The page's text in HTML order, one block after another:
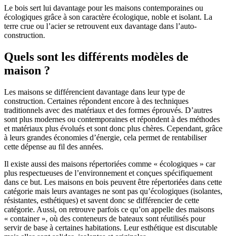
Le bois sert lui davantage pour les maisons contemporaines ou
écologiques grâce à son caractère écologique, noble et isolant. La
terre crue ou l’acier se retrouvent eux davantage dans l’auto-
construction.
Quels sont les différents modèles de
maison ?
Les maisons se différencient davantage dans leur type de
construction. Certaines répondent encore à des techniques
traditionnels avec des matériaux et des formes éprouvés. D’autres
sont plus modernes ou contemporaines et répondent à des méthodes
et matériaux plus évolués et sont donc plus chères. Cependant, grâce
à leurs grandes économies d’énergie, cela permet de rentabiliser
cette dépense au fil des années.
Il existe aussi des maisons répertoriées comme « écologiques » car
plus respectueuses de l’environnement et conçues spécifiquement
dans ce but. Les maisons en bois peuvent être répertoriées dans cette
catégorie mais leurs avantages ne sont pas qu’écologiques (isolantes,
résistantes, esthétiques) et savent donc se différencier de cette
catégorie. Aussi, on retrouve parfois ce qu’on appelle des maisons
« container », où des conteneurs de bateaux sont réutilisés pour
servir de base à certaines habitations. Leur esthétique est discutable